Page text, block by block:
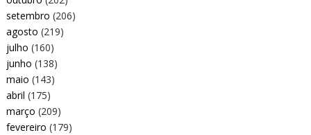
setembro (206)
agosto (219)
julho (160)
junho (138)
maio (143)
abril (175)
março (209)
fevereiro (179)